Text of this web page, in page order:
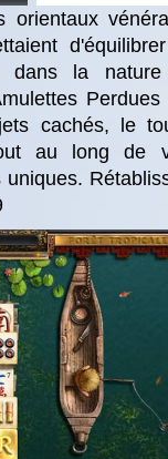
dans la
Perdues
cachés, le
au long de